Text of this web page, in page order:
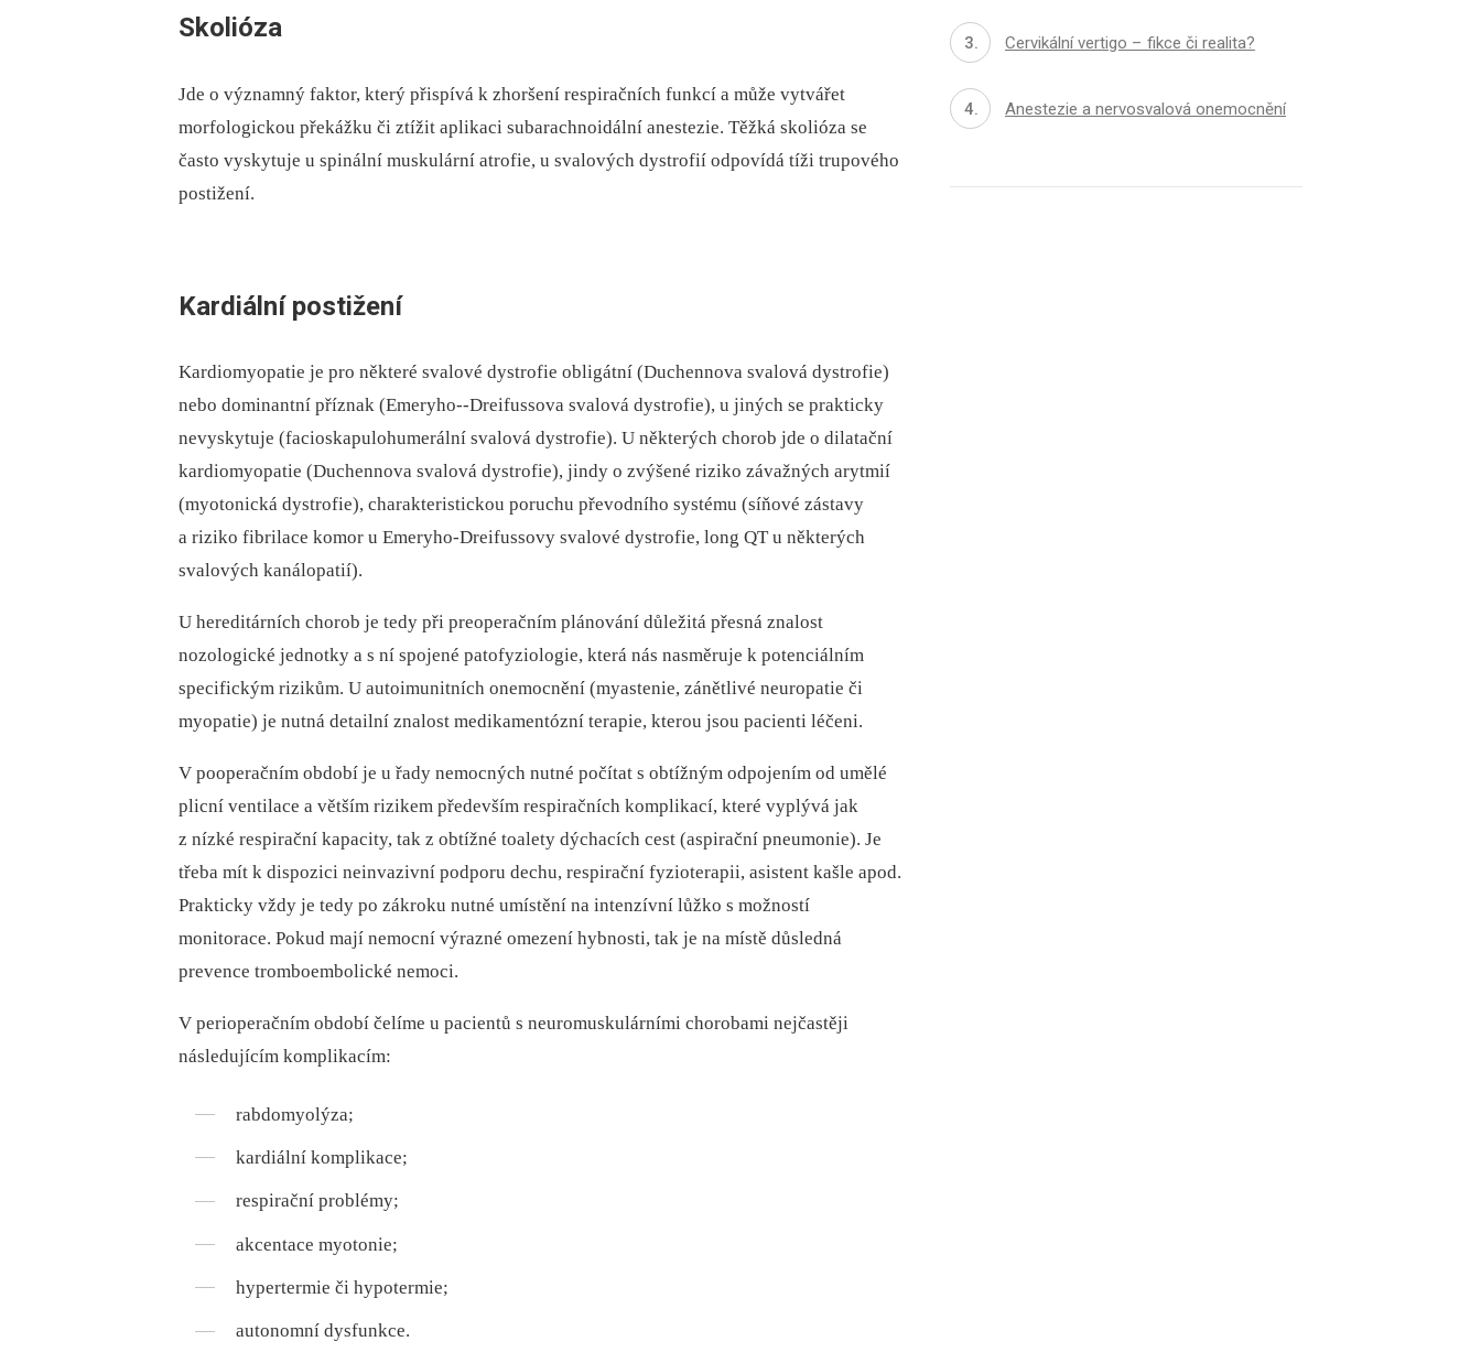
Skolióza
Jde o významný faktor, který přispívá k zhoršení respiračních funkcí a může vytvářet
morfologickou překážku či ztížit aplikaci subarachnoidální anestezie. Těžká skolióza se
často vyskytuje u spinální muskulární atrofie, u svalových dystrofií odpovídá tíži trupového
postižení.
Kardiální postižení
Kardiomyopatie je pro některé svalové dystrofie obligátní (Duchennova svalová dystrofie)
nebo dominantní příznak (Emeryho--Dreifus­sova svalová dystrofie), u jiných se prakticky
nevyskytuje (facioskapulohumerální svalová dystrofie). U ně­kte­rých chorob jde o dilatační
kardiomyopatie (Duchennova svalová dystrofie), jindy o zvýšené riziko závažných arytmií
(myotonická dystrofie), charakteristickou poruchu převodního systému (síňové zástavy
a riziko fibrilace komor u Emeryho-Dreifus­sovy svalové dystrofie, long QT u některých
svalových kanálopatií).
U hereditárních chorob je tedy při preoperačním plánování důležitá přesná znalost
nozologické jednotky a s ní spojené patofyziologie, která nás nasměruje k potenciálním
specifickým rizikům. U autoimunitních onemocnění (myastenie, zánětlivé neuropatie či
myopatie) je nutná detailní znalost medikamentózní terapie, kterou jsou pacienti léčeni.
V pooperačním období je u řady nemocných nutné počítat s obtížným odpojením od umělé
plicní ventilace a větším rizikem především respiračních komplikací, které vyplývá jak
z nízké respirační kapacity, tak z obtížné toalety dýchacích cest (aspirační pneumonie). Je
třeba mít k dispozici neinvazivní podporu dechu, respirační fyzioterapii, asistent kašle apod.
Prakticky vždy je tedy po zákroku nutné umístění na intenzívní lůžko s možností
monitorace. Pokud mají nemocní výrazné omezení hybnosti, tak je na místě důsledná
prevence tromboembolické nemoci.
V perioperačním období čelíme u pa­­cientů s neuromuskulárními chorobami nejčastěji
následujícím komplikacím:
rabdomyolýza;
kardiální komplikace;
respirační problémy;
akcentace myotonie;
hypertermie či hypotermie;
autonomní dysfunkce.
Cervikální vertigo – fikce či realita?
Anestezie a nervosvalová onemocnění